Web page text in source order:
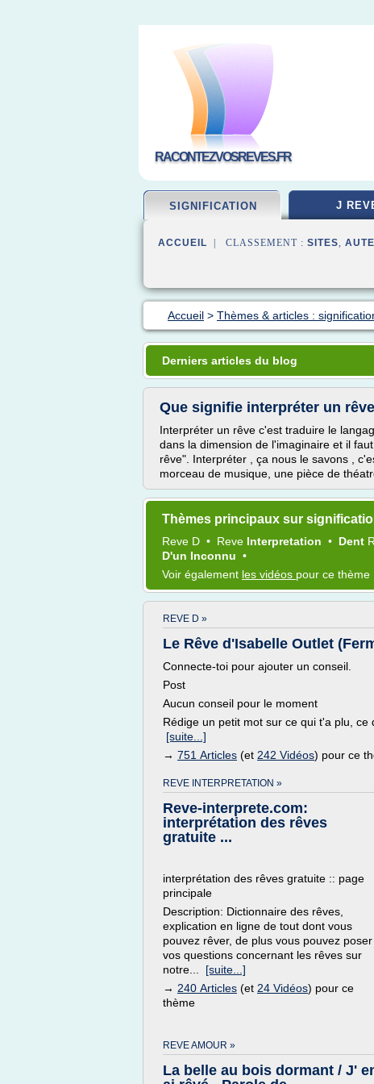
RACONTEZVOSREVES.FR
SIGNIFICATION J
ACCUEIL | CLASSEMENT : SITES,
Accueil > Thèmes & articles :
Derniers articles du blog
Que signifie interpréter un
Interpréter un rêve c'est traduire le
dans la dimension de l'imaginaire et il
rêve". Interpréter , ça nous le savons ,
morceau de musique, une pièce de
Thèmes principaux sur
Reve D • Reve Interpretation • Dent
D'un Inconnu •
Voir également les vidéos pour ce thème
REVE D »
Le Rêve d'Isabelle Outlet
Connecte-toi pour ajouter un conseil.
Post
Aucun conseil pour le moment
Rédige un petit mot sur ce qui t'a plu, ce
[suite...]
→ 751 Articles (et 242 Vidéos) pour ce
REVE INTERPRETATION »
Reve-interprete.com:
interprétation des rêves
gratuite ...
interprétation des rêves gratuite :: page
principale
Description: Dictionnaire des rêves,
explication en ligne de tout dont vous
pouvez rêver, de plus vous pouvez poser
vos questions concernant les rêves sur
notre... [suite...]
→ 240 Articles (et 24 Vidéos) pour ce
thème
REVE AMOUR »
La belle au bois dormant / J'